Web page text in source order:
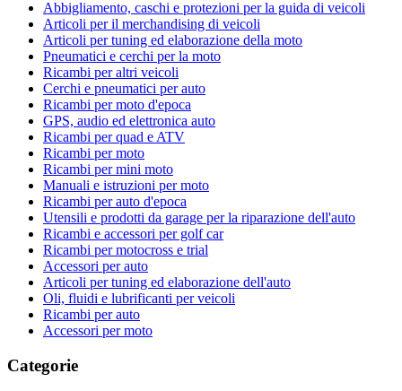
Abbigliamento, caschi e protezioni per la guida di veicoli
Articoli per il merchandising di veicoli
Articoli per tuning ed elaborazione della moto
Pneumatici e cerchi per la moto
Ricambi per altri veicoli
Cerchi e pneumatici per auto
Ricambi per moto d'epoca
GPS, audio ed elettronica auto
Ricambi per quad e ATV
Ricambi per moto
Ricambi per mini moto
Manuali e istruzioni per moto
Ricambi per auto d'epoca
Utensili e prodotti da garage per la riparazione dell'auto
Ricambi e accessori per golf car
Ricambi per motocross e trial
Accessori per auto
Articoli per tuning ed elaborazione dell'auto
Oli, fluidi e lubrificanti per veicoli
Ricambi per auto
Accessori per moto
Categorie